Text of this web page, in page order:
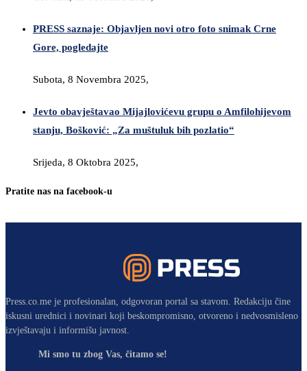
PRESS saznaje: Objavljen novi otro foto snimak Crne
Gore, pogledajte
Subota, 8 Novembra 2025,
Jevto obavještavao Mijajlovićevu grupu o Amfilohijevom
stanju, Bošković: „Za muštuluk bih pozlatio“
Srijeda, 8 Oktobra 2025,
Pratite nas na facebook-u
Press.co.me je profesionalan, odgovoran portal sa stavom. Redakciju čine
iskusni urednici i novinari koji beskompromisno, otvoreno i nedvosmisleno
izvještavaju i informišu javnost.
Mi smo tu zbog Vas, čitamo se!